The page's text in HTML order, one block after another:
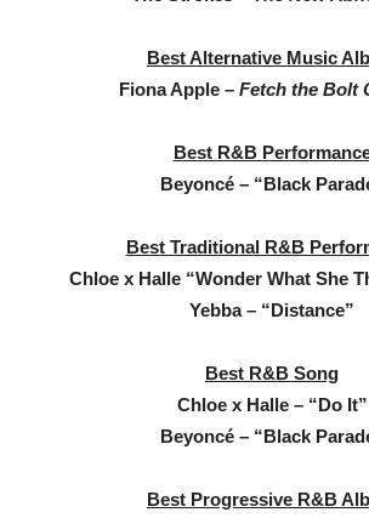
Best Alternative Music
Fiona Apple – Fetch the Bolt
Best R&B
Beyoncé – “Black
Best Traditional R&B
Chloe x Halle “Wonder What She
Yebba – “Distance”
Best R&B Song
Chloe x Halle – “Do It”
Beyoncé – “Black
Best Progressive R&B